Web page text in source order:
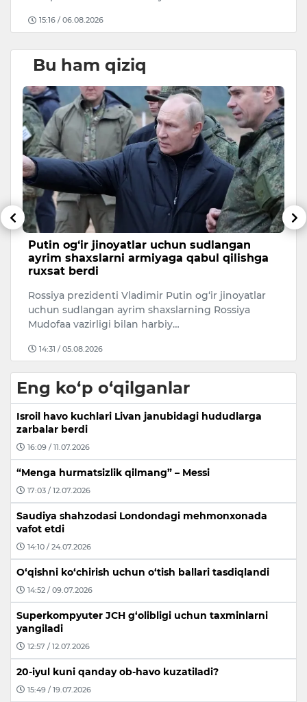
15:16 / 06.08.2026
Bu ham qiziq
Putin og‘ir jinoyatlar uchun sudlangan
ayrim shaxslarni armiyaga qabul qilishga
ruxsat berdi
Rossiya prezidenti Vladimir Putin og‘ir jinoyatlar
uchun sudlangan ayrim shaxslarning Rossiya
Mudofaa vazirligi bilan harbiy…
14:31 / 05.08.2026
Eng ko‘p o‘qilganlar
Isroil havo kuchlari Livan janubidagi hududlarga
zarbalar berdi
16:09 / 11.07.2026
“Menga hurmatsizlik qilmang” – Messi
17:03 / 12.07.2026
Saudiya shahzodasi Londondagi mehmonxonada
vafot etdi
14:10 / 24.07.2026
O‘qishni ko‘chirish uchun o‘tish ballari tasdiqlandi
14:52 / 09.07.2026
Superkompyuter JCH g‘olibligi uchun taxminlarni
yangiladi
12:57 / 12.07.2026
20-iyul kuni qanday ob-havo kuzatiladi?
15:49 / 19.07.2026